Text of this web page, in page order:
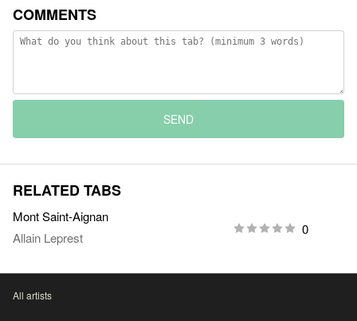
COMMENTS
SEND
RELATED TABS
Mont Saint-Aignan
Allain Leprest
0
All artists